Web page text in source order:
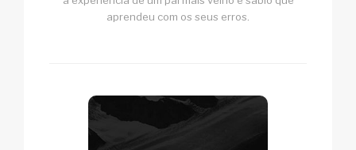
aprendeu com os seus erros.